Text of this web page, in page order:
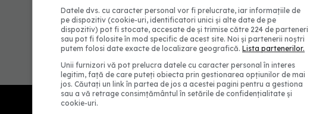
Datele dvs. cu caracter personal vor fi prelucrate, iar informațiile de
pe dispozitiv (cookie-uri, identificatori unici și alte date de pe
dispozitiv) pot fi stocate, accesate de și trimise către 224 de parteneri
sau pot fi folosite în mod specific de acest site. Noi și partenerii noștri
putem folosi date exacte de localizare geografică. Lista partenerilor.
Unii furnizori vă pot prelucra datele cu caracter personal în interes
legitim, față de care puteți obiecta prin gestionarea opțiunilor de mai
jos. Căutați un link în partea de jos a acestei pagini pentru a gestiona
sau a vă retrage consimțământul în setările de confidențialitate și
cookie-uri.